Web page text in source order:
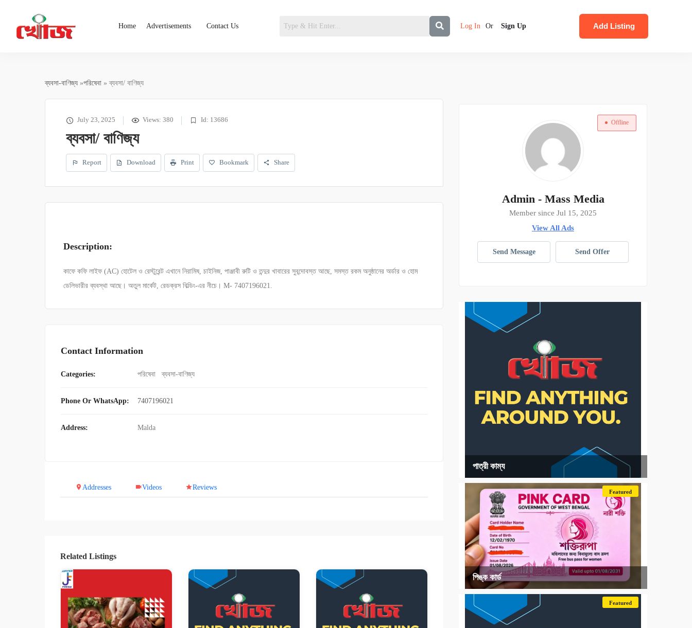
Home Advertisements Contact Us Log In Or Sign Up Add Listing
ব্যবসা-বাণিজ্য »পরিষেবা » ব্যবসা/ বাণিজ্য
July 23, 2025 Views: 380 Id: 13686
ব্যবসা/ বাণিজ্য
Report Download Print Bookmark Share
Description:
কাফে কফি লাইফ (AC) হোটেল ও রেস্টুরেন্ট এখানে নিরামিষ, চাইনিজ, পাঞ্জাবী রুটি ও তন্দুর খাবারের সুবন্দোবস্ত আছে, সমস্ত রকম অনুষ্ঠানের অর্ডার ও হোম
ডেলিভারীর ব্যবস্থা আছে। অতুল মার্কেট, রেডক্রস বিল্ডিং-এর নীচে। M- 7407196021.
Contact Information
Categories: পরিষেবা ব্যবসা-বাণিজ্য
Phone Or WhatsApp: 7407196021
Address: Malda
Addresses Videos Reviews
Related Listings
Offline
Admin - Mass Media
Member since Jul 15, 2025
View All Ads
Send Message Send Offer
পাত্রী কাম্য
Featured
পিঙ্ক কার্ড
Featured